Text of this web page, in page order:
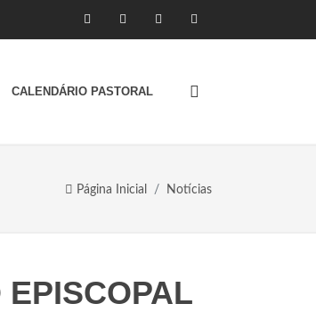
CALENDÁRIO PASTORAL
Página Inicial Notícias